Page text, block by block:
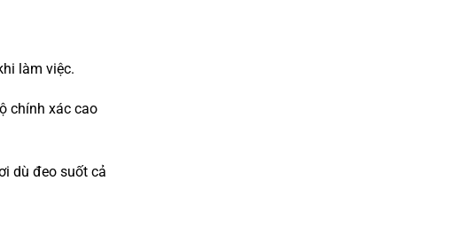
làm việc.
chính xác cao
dù đeo suốt cả